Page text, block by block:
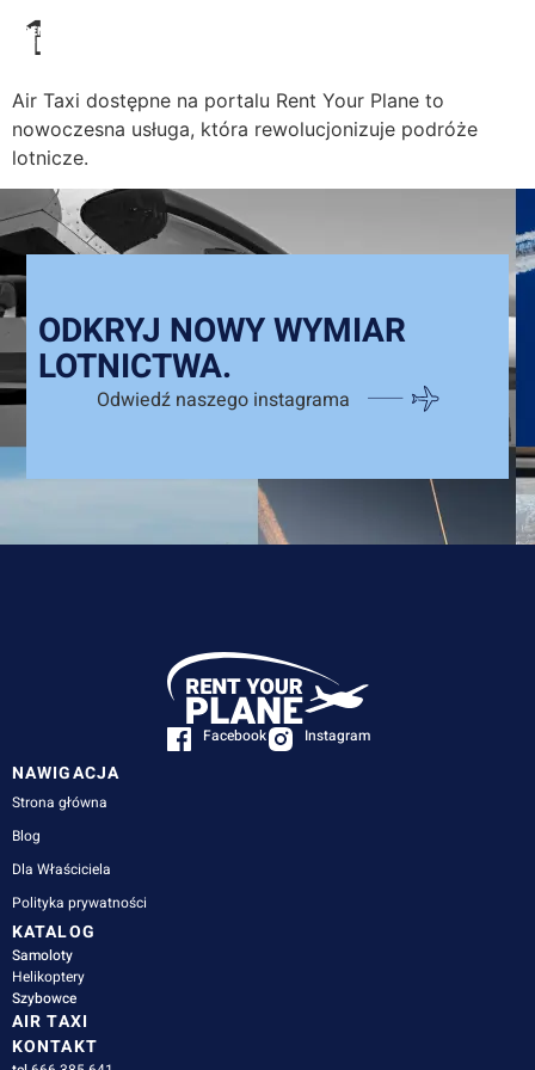
1
Air Taxi dostępne na portalu Rent Your Plane to
nowoczesna usługa, która rewolucjonizuje podróże
lotnicze.
ODKRYJ NOWY WYMIAR
LOTNICTWA.
Odwiedź naszego instagrama
Facebook Instagram
NAWIGACJA
Strona główna
Blog
Dla Właściciela
Polityka prywatności
KATALOG
Samoloty
Helikoptery
Szybowce
AIR TAXI
KONTAKT